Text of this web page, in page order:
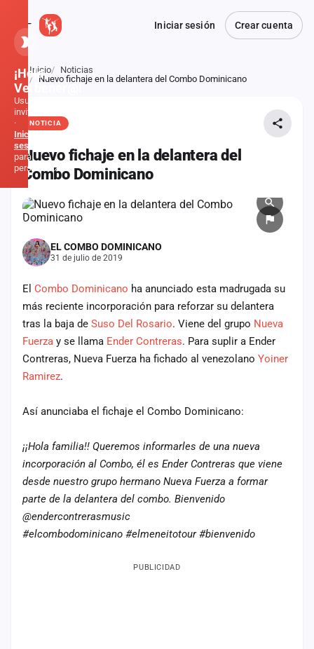
Iniciar sesión Crear cuenta
Atrás
Inicio
Noticias
Nuevo fichaje en la delantera del Combo Dominicano
NOTICIA
Nuevo fichaje en la delantera del
Combo Dominicano
EL COMBO DOMINICANO
31 de julio de 2019
El Combo Dominicano ha anunciado esta madrugada su
más reciente incorporación para reforzar su delantera
tras la baja de Suso Del Rosario. Viene del grupo Nueva
Fuerza y se llama Ender Contreras. Para suplir a Ender
Contreras, Nueva Fuerza ha fichado al venezolano Yoiner
Ramirez.
Así anunciaba el fichaje el Combo Dominicano:
¡¡Hola familia!! Queremos informarles de una nueva
incorporación al Combo, él es Ender Contreras que viene
desde nuestro grupo hermano Nueva Fuerza a formar
parte de la delantera del combo. Bienvenido
@endercontrerasmusic
#elcombodominicano #elmeneitotour #bienvenido
PUBLICIDAD
¡Hola,
Verbener@!
Usuario
invitado
·
Inicia
sesión
para
personalizar
Inicio
Noticias
Fiestas
Mapa
de
fiestas
Fichajes
Agencias
Rankings
Vídeos